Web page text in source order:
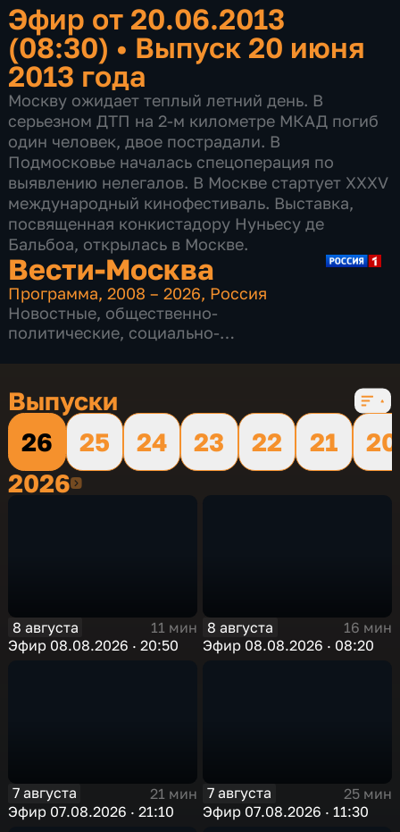
Эфир от 20.06.2013
(08:30) • Выпуск 20 июня
2013 года
Москву ожидает теплый летний день. В
серьезном ДТП на 2-м километре МКАД погиб
один человек, двое пострадали. В
Подмосковье началась спецоперация по
выявлению нелегалов. В Москве стартует XXXV
международный кинофестиваль. Выставка,
посвященная конкистадору Нуньесу де
Бальбоа, открылась в Москве.
Вести-Москва
Программа,2008 – 2026, Россия
Новостные, общественно-
политические, социально-
Выпуски
26
25 24 23 22 21
20
20262026
8 августа
11 мин
Эфир 08.08.2026 · 20:50
8 августа
16 мин
Эфир 08.08.2026 · 08:20
7 августа
21 мин
Эфир 07.08.2026 · 21:10
7 августа
25 мин
Эфир 07.08.2026 · 11:30